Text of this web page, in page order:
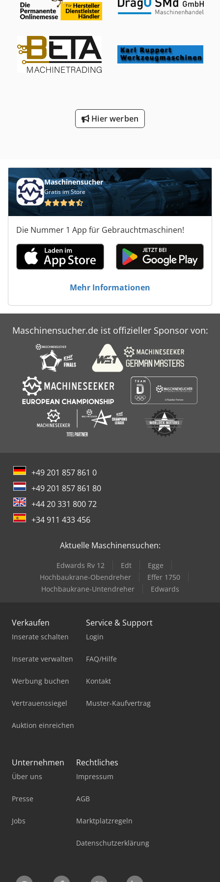
Spannrichtungsumkehrvorrichtung und
Gegenspanndruckvorrichtung an Haupt- und
Bar- und 8-Bar-Pumpen (50 Hz) in einem 500-Liter-Tank;
zusätzliche 28-Bar-Pumpe (50 Hz), 19 l/min Förderleistung •
Absaugung: Anschluss D 150 mm für Zentralabsaugung
Zusätzliche Ausrüstung • Keine angegeben (keine Roboter,
Koaleszenzabscheideeinheit und Öllauffangbehälter.
Dokumentation vorhanden. Eine Besichtigung vor Ort ist
Hier werben
Maschinensucher
Gratis im Store
Die Nummer 1 App für Gebrauchtmaschinen!
Mehr Informationen
Maschinensucher.de ist offizieller Sponsor von:
+49 201 857 861 0
+49 201 857 861 80
+44 20 331 800 72
+34 911 433 456
Aktuelle Maschinensuchen:
Edwards Rv 12 Edt
Egge
Hochbaukrane-Obendreher
Effer 1750
Hochbaukrane-Untendreher
Edwards
Verkaufen
Inserate schalten
Inserate verwalten
Werbung buchen
Vertrauenssiegel
Auktion einreichen
Service & Support
Login
FAQ/Hilfe
Kontakt
Muster-Kaufvertrag
Unternehmen
Über uns
Presse
Jobs
Rechtliches
Impressum
AGB
Marktplatzregeln
Datenschutzerklärung